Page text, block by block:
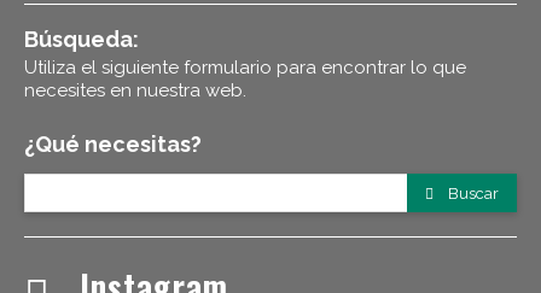
Búsqueda:
Utiliza el siguiente formulario para encontrar lo que
necesites en nuestra web.
¿Qué necesitas?
Buscar